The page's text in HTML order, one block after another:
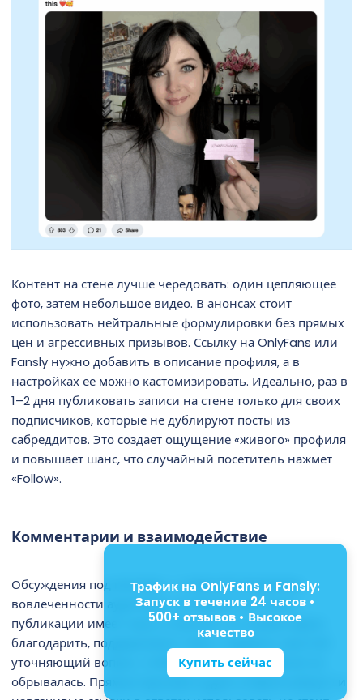
Контент на стене лучше чередовать: один цепляющее
фото, затем небольшое видео. В анонсах стоит
использовать нейтральные формулировки без прямых
цен и агрессивных призывов. Ссылку на OnlyFans или
Fansly нужно добавить в описание профиля, а в
настройках ее можно кастомизировать. Идеально, раз в
1–2 дня публиковать записи на стене только для своих
подписчиков, которые не дублируют посты из
сабреддитов. Это создает ощущение «живого» профиля
и повышает шанс, что случайный посетитель нажмет
«Follow».
Комментарии и взаимодействие
Обсуждения под постами — главный показатель
вовлеченности аудитории. В первый час после
публикации имеет смысл отвечать на комментарии:
благодарить, поддерживать тему и задавать простой
уточняющий вопрос, чтобы цепочка обсуждения не
обрывалась. Прямые просьбы в духе «ставьте апвоут» и
Трафик на OnlyFans и Fansly:
Запуск в течение 24 часов •
500+ отзывов • Высокое
качество
Купить сейчас